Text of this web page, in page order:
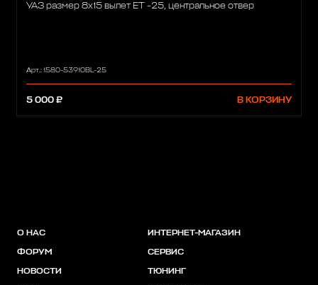
УАЗ размер 8х15 вылет ET -25, центральное отвер
Арт.: 1580-53910BL-25
5 000 ₽ В КОРЗИНУ
О НАС
ФОРУМ
НОВОСТИ
ИНТЕРНЕТ-МАГАЗИН
СЕРВИС
ТЮНИНГ